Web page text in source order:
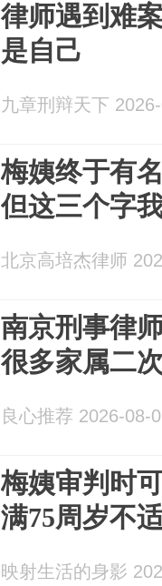
律师遇到难
是自己
九章刑辩天下
梅姨终于有
但这三个字
北京高培杰律师
南京刑事律
很多家属二
良心推荐 2026-08-
梅姨审判时
满75周岁不
映射生活的身影